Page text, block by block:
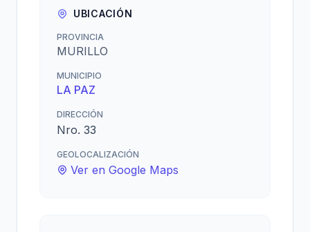
UBICACIÓN
PROVINCIA
MURILLO
MUNICIPIO
LA PAZ
DIRECCIÓN
Nro. 33
GEOLOCALIZACIÓN
Ver en Google Maps